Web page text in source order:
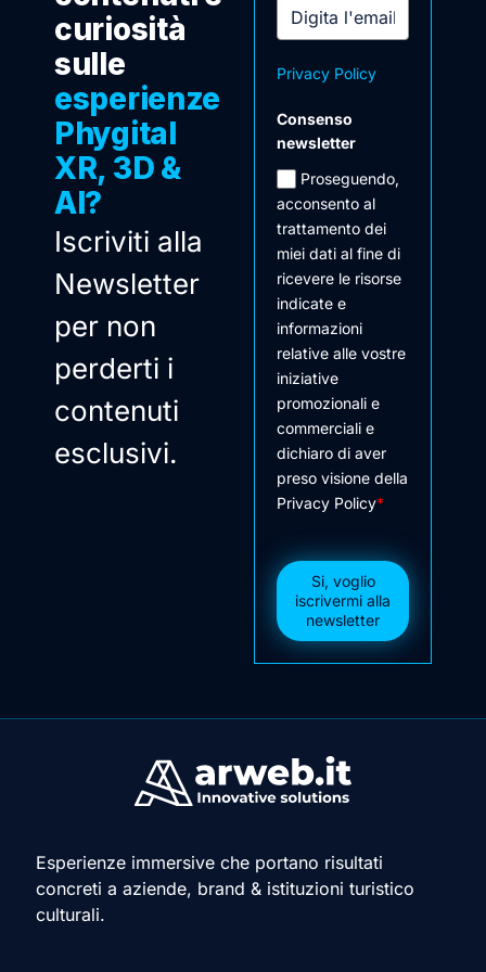
curiosità
sulle
esperienze
Phygital
XR, 3D &
AI?
Iscriviti alla
Newsletter
per non
perderti i
contenuti
esclusivi.
Privacy Policy
Consenso
newsletter
Proseguendo,
acconsento al
trattamento dei
miei dati al fine di
ricevere le risorse
indicate e
informazioni
relative alle vostre
iniziative
promozionali e
commerciali e
dichiaro di aver
preso visione della
Privacy Policy*
Si, voglio
iscrivermi alla
newsletter
Esperienze immersive che portano risultati
concreti a aziende, brand & istituzioni turistico
culturali.